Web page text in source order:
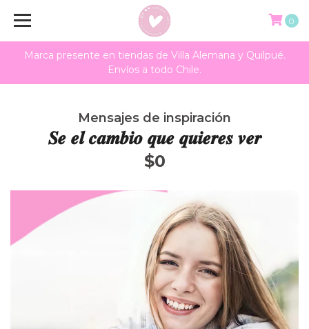
Marca presente en tiendas de Villa Alemana y Quilpué.
Envíos a todo Chile.
0
Mensajes de inspiración
𝑺𝒆 𝒆𝒍 𝒄𝒂𝒎𝒃𝒊𝒐 𝒒𝒖𝒆 𝒒𝒖𝒊𝒆𝒓𝒆𝒔 𝒗𝒆𝒓
$0